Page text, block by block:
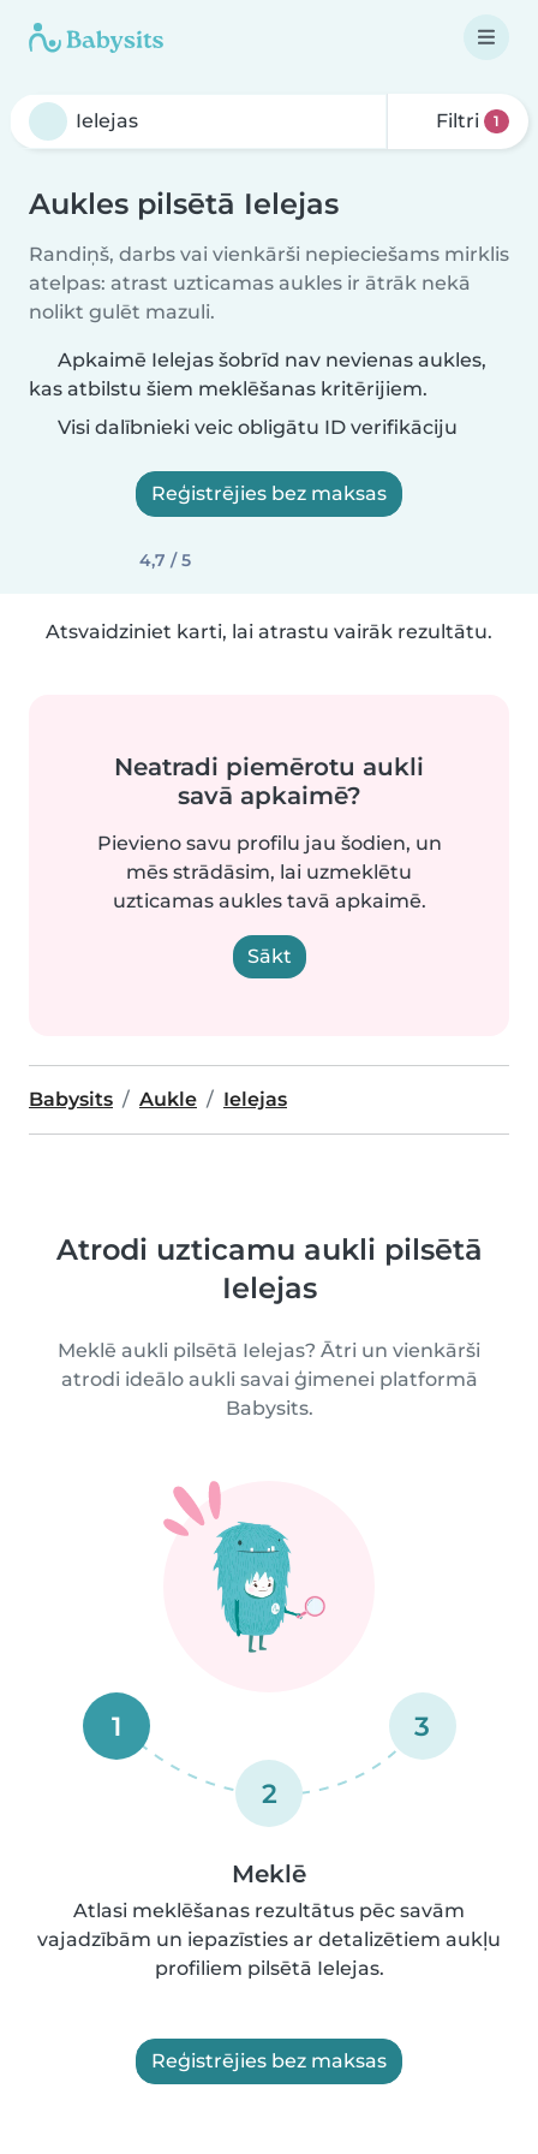
Filtri 1
Aukles pilsētā Ielejas
Randiņš, darbs vai vienkārši nepieciešams mirklis
atelpas: atrast uzticamas aukles ir ātrāk nekā
nolikt gulēt mazuli.
Apkaimē Ielejas šobrīd nav nevienas aukles,
kas atbilstu šiem meklēšanas kritērijiem.
Visi dalībnieki veic obligātu ID verifikāciju
Reģistrējies bez maksas
4,7 / 5
Atsvaidziniet karti, lai atrastu vairāk rezultātu.
Neatradi piemērotu aukli
savā apkaimē?
Pievieno savu profilu jau šodien, un
mēs strādāsim, lai uzmeklētu
uzticamas aukles tavā apkaimē.
Sākt
Babysits Aukle Ielejas
Atrodi uzticamu aukli pilsētā
Ielejas
Meklē aukli pilsētā Ielejas? Ātri un vienkārši
atrodi ideālo aukli savai ģimenei platformā
Babysits.
1
2
3
Meklē
Atlasi meklēšanas rezultātus pēc savām
vajadzībām un iepazīsties ar detalizētiem aukļu
profiliem pilsētā Ielejas.
Reģistrējies bez maksas